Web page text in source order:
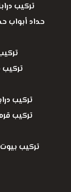
تركيب
تركيب
تركيب
تركيب بيوت